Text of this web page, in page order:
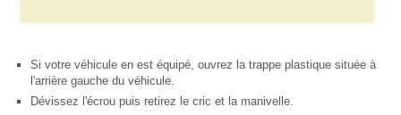
Si votre véhicule en est équipé, ouvrez la trappe plastique située à
l'arrière gauche du véhicule.
Dévissez l'écrou puis retirez le cric et la manivelle.